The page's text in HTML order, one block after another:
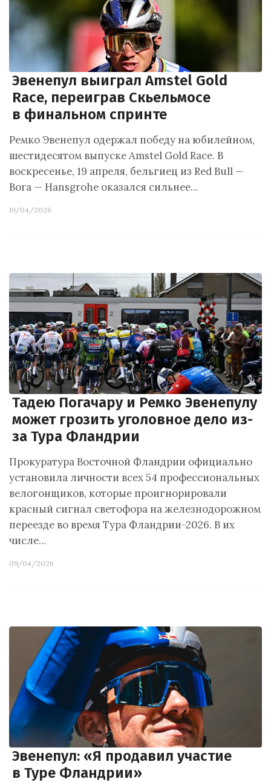
Эвенепул выиграл Amstel Gold
Race, переиграв Скьельмосе
в финальном спринте
Ремко Эвенепул одержал победу на юбилейном,
шестидесятом выпуске Amstel Gold Race. В
воскресенье, 19 апреля, бельгиец из Red Bull —
Bora — Hansgrohe оказался сильнее…
19/04/2026
Тадею Погачару и Ремко Эвенепулу
может грозить уголовное дело из-
за Тура Фландрии
Прокуратура Восточной Фландрии официально
установила личности всех 54 профессиональных
велогонщиков, которые проигнорировали
красный сигнал светофора на железнодорожном
переезде во время Тура Фландрии-2026. В их
числе…
09/04/2026
Эвенепул: «Я продавил участие
в Туре Фландрии»